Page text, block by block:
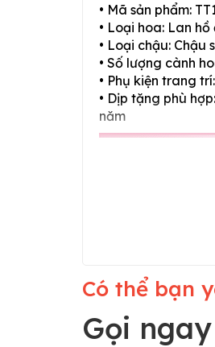
• Mã sản phẩm:
• Loại hoa: Lan
• Loại chậu: Chậu
• Số lượng cành
• Phụ kiện trang
• Dịp tặng phù
năm
Có thể bạn
Gọi